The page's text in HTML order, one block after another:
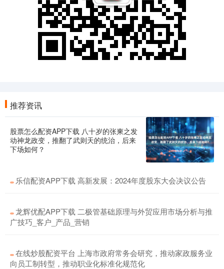
推荐资讯
股票怎么配资APP下载 八十岁的张柬之发
动神龙政变，推翻了武则天的统治，后来
下场如何？
乐信配资APP下载 高新发展：2024年度股东大会决议公告
龙辉优配APP下载 二极管基础原理与外贸应用市场分析与推
广技巧_客户_产品_营销
在线炒股配资平台 上海市政府常务会研究，推动家政服务业
向员工制转型，推动职业化标准化规范化